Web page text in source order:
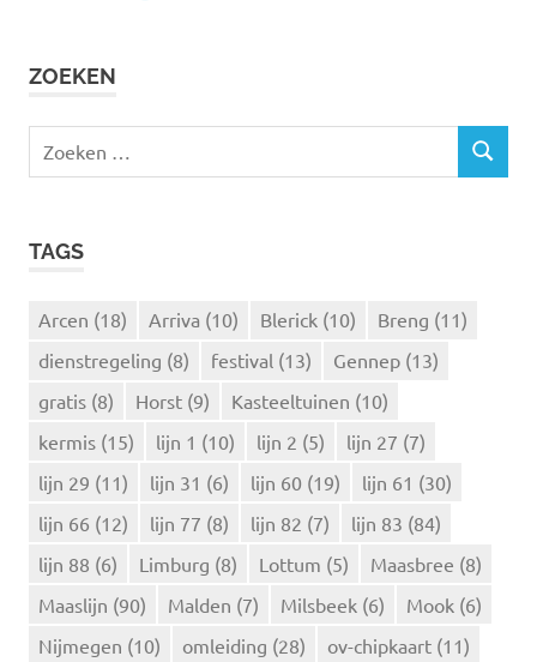
ZOEKEN
e
Z
TAGS
Arcen (18) Arriva (10) Blerick (10) Breng (11)
dienstregeling (8) festival (13) Gennep (13)
gratis (8) Horst (9) Kasteeltuinen (10)
kermis (15) lijn 1 (10) lijn 2 (5) lijn 27 (7)
lijn 29 (11) lijn 31 (6) lijn 60 (19) lijn 61 (30)
lijn 66 (12) lijn 77 (8) lijn 82 (7) lijn 83 (84)
lijn 88 (6) Limburg (8) Lottum (5) Maasbree (8)
Maaslijn (90) Malden (7) Milsbeek (6) Mook (6)
Nijmegen (10) omleiding (28) ov-chipkaart (11)